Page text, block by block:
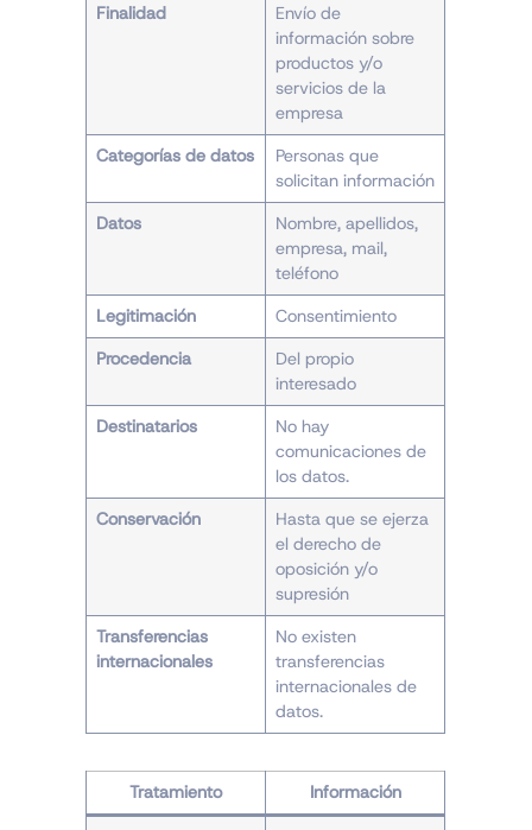
Finalidad
Envío de
información sobre
productos y/o
servicios de la
empresa
Categorías de datos
Personas que
solicitan información
Datos
Nombre, apellidos,
empresa, mail,
teléfono
Legitimación
Consentimiento
Procedencia
Del propio
interesado
Destinatarios
No hay
comunicaciones de
los datos.
Conservación
Hasta que se ejerza
el derecho de
oposición y/o
supresión
Transferencias
internacionales
No existen
transferencias
internacionales de
datos.
Tratamiento
Información